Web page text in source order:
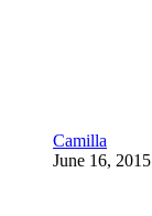
Camilla
June 16, 2015